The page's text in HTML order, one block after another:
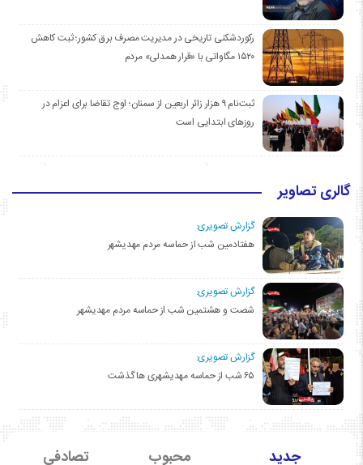
رکوردشکنی تاریخی در مدیریت مصرف برق کشور؛ ثبت کاهش
۱۵۲۰ مگاواتی با «قرار همدلی» مردم
ثبت‌نام ۹ هزار زائر اربعین از سمنان؛ اوج تقاضا برای اعزام در
روزهای ابتدایی است
گالری تصاویر
گزارش تصویری:
هفتادمین شب از حماسه مردم مهدیشهر
گزارش تصویری:
شصت و هشتمین شب از حماسه مردم مهدیشهر
گزارش تصویری:
۶۵ شب از حماسه مهدیشهری ها گذشت
جدید محبوب تصادفی